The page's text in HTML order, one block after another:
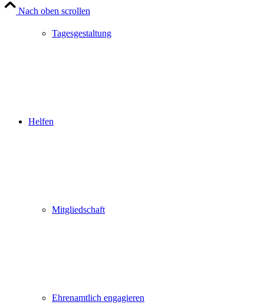
Tagesgestaltung
Helfen
Mitgliedschaft
Ehrenamtlich engagieren
Nach oben scrollen